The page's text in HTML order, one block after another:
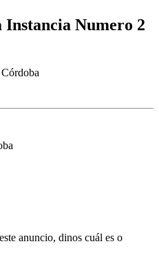
Instancia Numero 2
anuncio, dinos cuál es o